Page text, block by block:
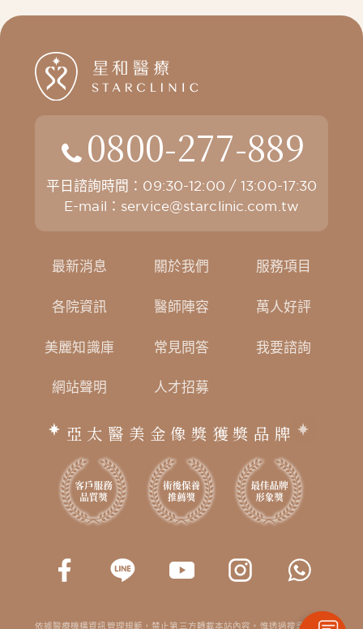
0800-277-889
平日諮詢時間：09:30-12:00 / 13:00-17:30
E-mail： service@starclinic.com.tw
最新消息 關於我們 服務項目
各院資訊 醫師陣容 萬人好評
美麗知識庫 常見問答 我要諮詢
網站聲明 人才招募
亞太醫美金像獎獲獎品牌
依據醫療機構資訊管理規範，禁止第三方轉載本站內容。惟透過搜尋